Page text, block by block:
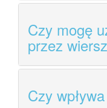
Czy mogę
przez
Czy